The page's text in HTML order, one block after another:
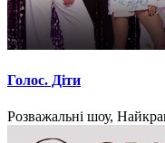
Голос. Діти
Розважальні шоу,